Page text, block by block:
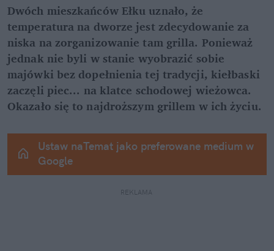
Dwóch mieszkańców Ełku uznało, że
temperatura na dworze jest zdecydowanie za
niska na zorganizowanie tam grilla. Ponieważ
jednak nie byli w stanie wyobrazić sobie
majówki bez dopełnienia tej tradycji, kiełbaski
zaczęli piec... na klatce schodowej wieżowca.
Okazało się to najdroższym grillem w ich życiu.
Ustaw naTemat jako preferowane medium w
Google
REKLAMA